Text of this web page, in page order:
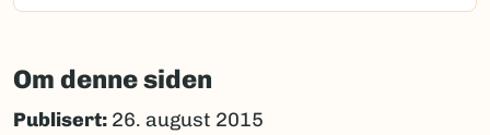
Om denne siden
Publisert: 26. august 2015